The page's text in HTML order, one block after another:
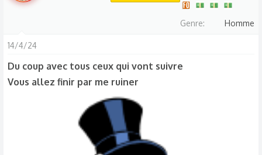
Genre Homme
14/4/24
Du coup avec tous ceux qui vont suivre
Vous allez finir par me ruiner